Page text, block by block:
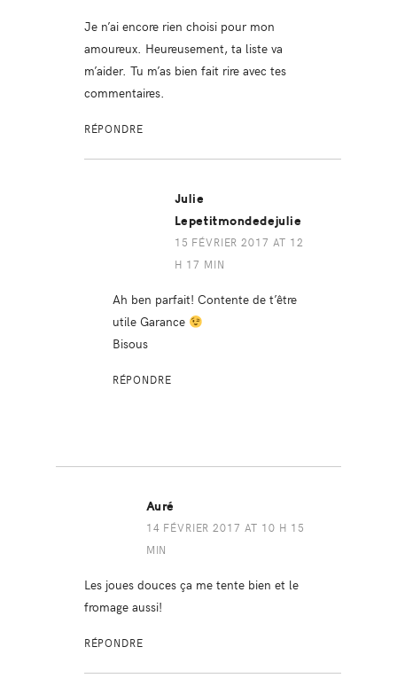
Je n’ai encore rien choisi pour mon
amoureux. Heureusement, ta liste va
m’aider. Tu m’as bien fait rire avec tes
commentaires.
RÉPONDRE
Julie
Lepetitmondedejulie
15 FÉVRIER 2017 AT 12
H 17 MIN
Ah ben parfait! Contente de t’être
utile Garance
Bisous
RÉPONDRE
Auré
14 FÉVRIER 2017 AT 10 H 15
MIN
Les joues douces ça me tente bien et le
fromage aussi!
RÉPONDRE